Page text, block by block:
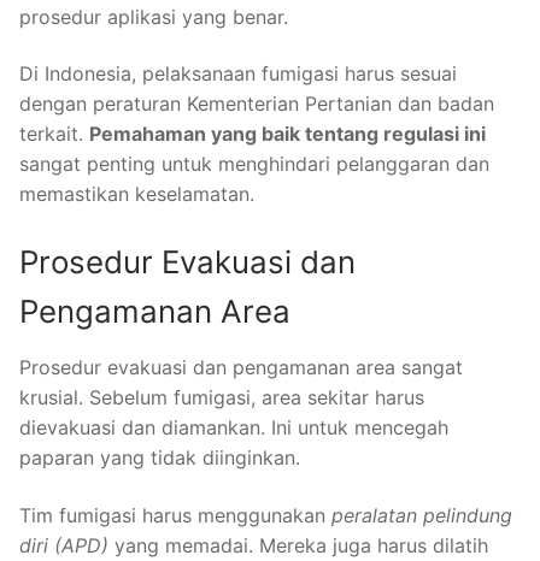
prosedur aplikasi yang benar.
Di Indonesia, pelaksanaan fumigasi harus sesuai
dengan peraturan Kementerian Pertanian dan badan
terkait. Pemahaman yang baik tentang regulasi ini
sangat penting untuk menghindari pelanggaran dan
memastikan keselamatan.
Prosedur Evakuasi dan
Pengamanan Area
Prosedur evakuasi dan pengamanan area sangat
krusial. Sebelum fumigasi, area sekitar harus
dievakuasi dan diamankan. Ini untuk mencegah
paparan yang tidak diinginkan.
Tim fumigasi harus menggunakan peralatan pelindung
diri (APD) yang memadai. Mereka juga harus dilatih